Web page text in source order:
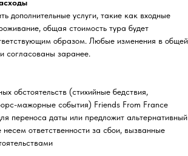
дополнительные услуги, такие как входные
общая стоимость тура будет
образом. Любые изменения в общей
согласованы заранее.
обстоятельств (стихийные бедствия,
мажорные события) Friends From France
переноса даты или предложит альтернативный
ответственности за сбои, вызванные